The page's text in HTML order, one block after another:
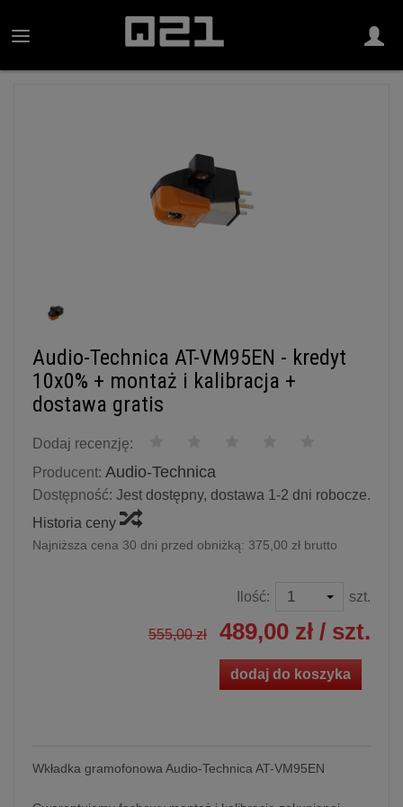
Audio-Technica AT-VM95EN - kredyt
10x0% + montaż i kalibracja +
dostawa gratis
Dodaj recenzję:
Producent: Audio-Technica
Dostępność: Jest dostępny, dostawa 1-2 dni robocze.
Historia ceny
Najniższa cena 30 dni przed obniżką: 375,00 zł brutto
Ilość: szt.
555,00 zł 489,00 zł / szt.
dodaj do koszyka
Wkładka gramofonowa Audio-Technica AT-VM95EN